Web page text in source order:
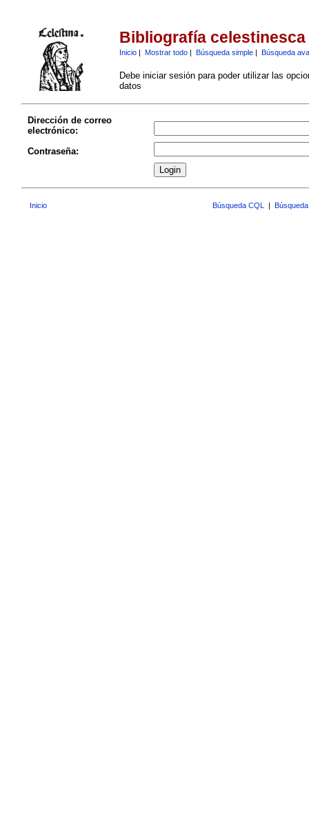
Bibliografía celestinesca
Inicio| Mostrar todo| Búsqueda simple| Búsqueda
Debe iniciar sesión para poder utilizar las
datos
Dirección de correo
electrónico:
Contraseña:
Inicio Búsqueda CQL |